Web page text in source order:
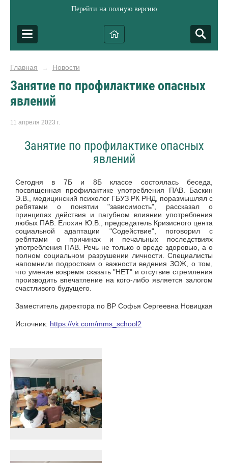
Перейти на полную версию
Главная → Новости
Занятие по профилактике опасных
явлений
11 апреля 2023 г.
Занятие по профилактике опасных
явлений
Сегодня в 7Б и 8Б классе состоялась беседа,
посвященная профилактике употребления ПАВ. Баскин
Э.В., медицинский психолог ГБУЗ РК РНД, поразмышлял с
ребятами о понятии "зависимость", рассказал о
принципах действия и пагубном влиянии употребления
любых ПАВ. Елохин Ю.В., председатель Кризисного цента
социальной адаптации "Содействие", поговорил с
ребятами о причинах и печальных последствиях
употребления ПАВ. Речь не только о вреде здоровью, а о
полном социальном разрушении личности. Специалисты
напомнили подросткам о важности ведения ЗОЖ, о том,
что умение вовремя сказать "НЕТ" и отсутвие стремления
производить впечатление на кого-либо является залогом
счастливого будущего.
Заместитель директора по ВР Софья Сергеевна Новицкая
Источник: https://vk.com/mms_school2